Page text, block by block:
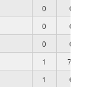
0 0
0 0
0 0
1 70
1 6